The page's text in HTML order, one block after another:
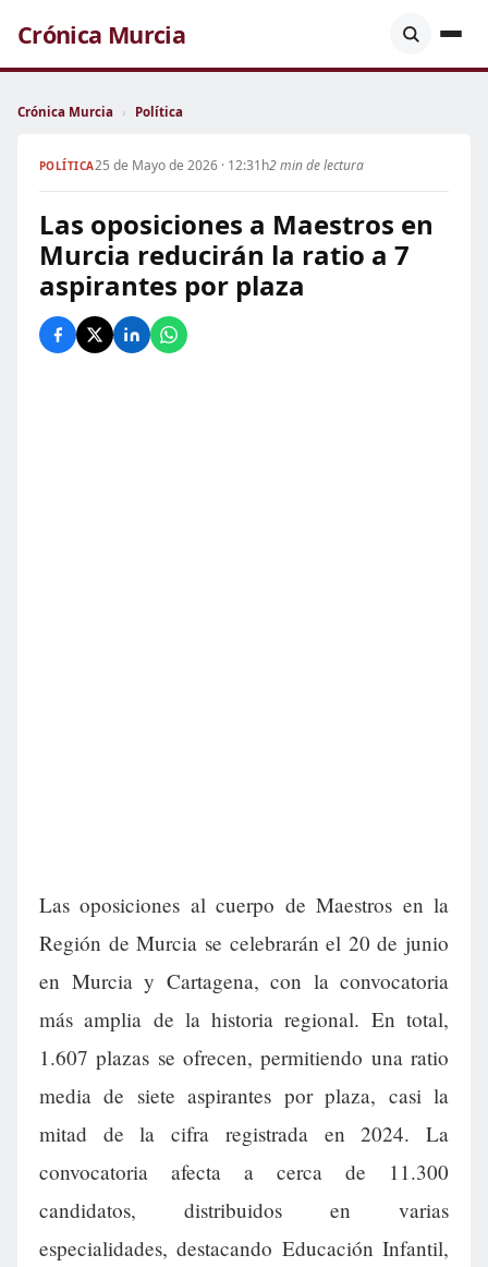
Crónica Murcia
Crónica Murcia › Política
POLÍTICA25 de Mayo de 2026 · 12:31h2 min de lectura
Las oposiciones a Maestros en
Murcia reducirán la ratio a 7
aspirantes por plaza
Las oposiciones al cuerpo de Maestros en la
Región de Murcia se celebrarán el 20 de junio
en Murcia y Cartagena, con la convocatoria
más amplia de la historia regional. En total,
1.607 plazas se ofrecen, permitiendo una ratio
media de siete aspirantes por plaza, casi la
mitad de la cifra registrada en 2024. La
convocatoria afecta a cerca de 11.300
candidatos, distribuidos en varias
especialidades, destacando Educación Infantil,